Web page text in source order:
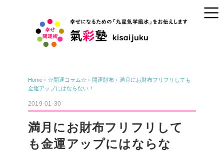
Home › ☆開運コラム☆ › 開運財布 › 満月にお財布フリフリしても
金運アップにはならない！
2019-01-30
満月にお財布フリフリして
も金運アップにはならな